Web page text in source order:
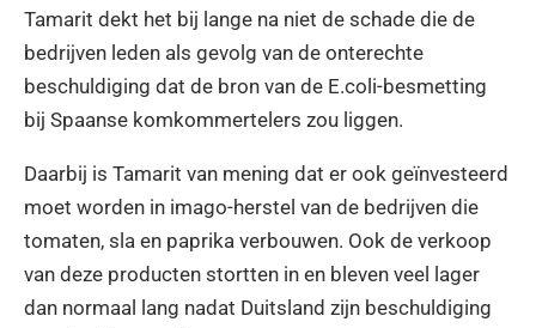
Tamarit dekt het bij lange na niet de schade die de
bedrijven leden als gevolg van de onterechte
beschuldiging dat de bron van de E.coli-besmetting
bij Spaanse komkommertelers zou liggen.
Daarbij is Tamarit van mening dat er ook geïnvesteerd
moet worden in imago-herstel van de bedrijven die
tomaten, sla en paprika verbouwen. Ook de verkoop
van deze producten stortten in en bleven veel lager
dan normaal lang nadat Duitsland zijn beschuldiging